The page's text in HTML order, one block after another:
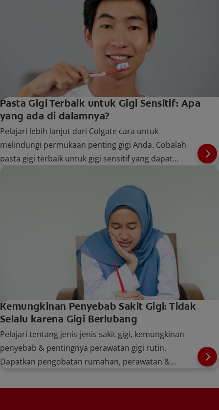
Pasta Gigi Terbaik untuk Gigi Sensitif: Apa
yang ada di dalamnya?
Pelajari lebih lanjut dari Colgate cara untuk
melindungi permukaan penting gigi Anda. Cobalah
pasta gigi terbaik untuk gigi sensitif yang dapat
Kemungkinan Penyebab Sakit Gigi: Tidak
Selalu karena Gigi Berlubang
Pelajari tentang jenis-jenis sakit gigi, kemungkinan
penyebab & pentingnya perawatan gigi rutin.
Dapatkan pengobatan rumahan, perawatan &
yang baik.